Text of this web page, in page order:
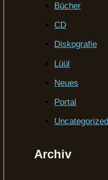
Bücher
CD
Diskografie
Lüül
Neues
Portal
Uncategorized
Archiv